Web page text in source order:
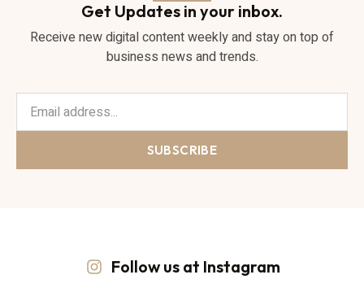
Get Updates in your inbox.
Receive new digital content weekly and stay on top of
business news and trends.
SUBSCRIBE
Follow us at Instagram